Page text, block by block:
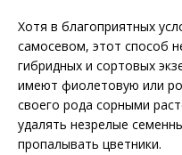
Хотя в благоприятных
самосевом, этот способ
гибридных и сортовых
имеют фиолетовую или
своего рода сорными
удалять незрелые
пропалывать цветники.